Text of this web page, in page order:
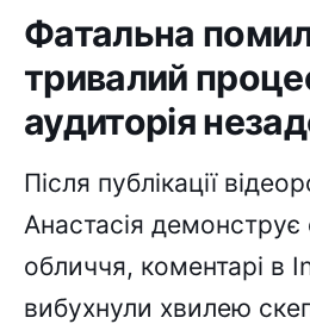
Фатальна
тривалий
аудиторія
Після публікації
Анастасія демонструє
обличчя, коментарі в
вибухнули хвилею